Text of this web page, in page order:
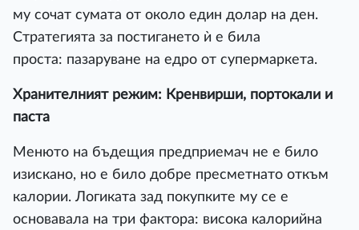
му сочат сумата от около един долар на ден.
Стратегията за постигането ѝ е била
проста: пазаруване на едро от супермаркета.
Хранителният режим: Кренвирши, портокали и
паста
Менюто на бъдещия предприемач не е било
изискано, но е било добре пресметнато откъм
калории. Логиката зад покупките му се е
основавала на три фактора: висока калорийна